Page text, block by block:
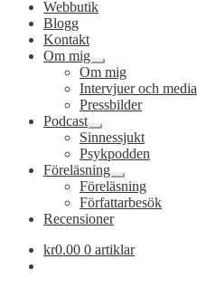
Webbutik
Blogg
Kontakt
Om mig
Expandera
undermeny
Om mig
Intervjuer och media
Pressbilder
Podcast
Expandera
undermeny
Sinnessjukt
Psykpodden
Föreläsning
Expandera
undermeny
Föreläsning
Författarbesök
Recensioner
kr0.00 0 artiklar